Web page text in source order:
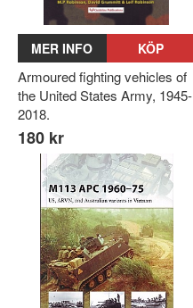
MER INFO KÖP
Armoured fighting vehicles of
the United States Army, 1945-
2018.
180 kr